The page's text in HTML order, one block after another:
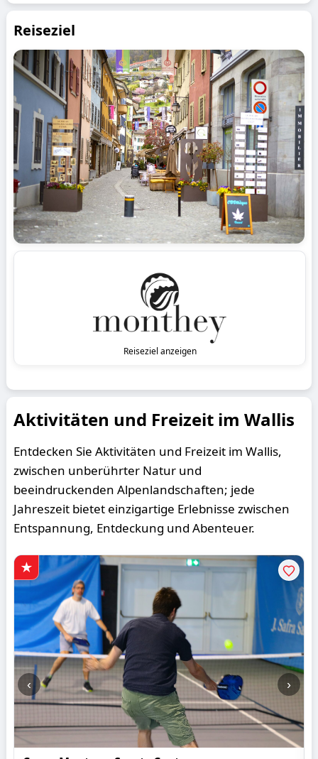
Reiseziel
Reiseziel anzeigen
Aktivitäten und Freizeit im Wallis
Entdecken Sie Aktivitäten und Freizeit im Wallis,
zwischen unberührter Natur und
beeindruckenden Alpenlandschaften; jede
Jahreszeit bietet einzigartige Erlebnisse zwischen
Entspannung, Entdeckung und Abenteuer.
‹ ›